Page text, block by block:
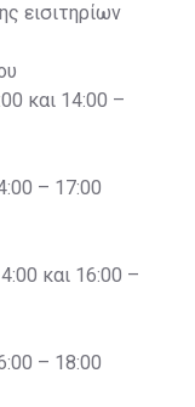
εισιτηρίων
και 14:00 –
– 17:00
και 16:00 –
– 18:00